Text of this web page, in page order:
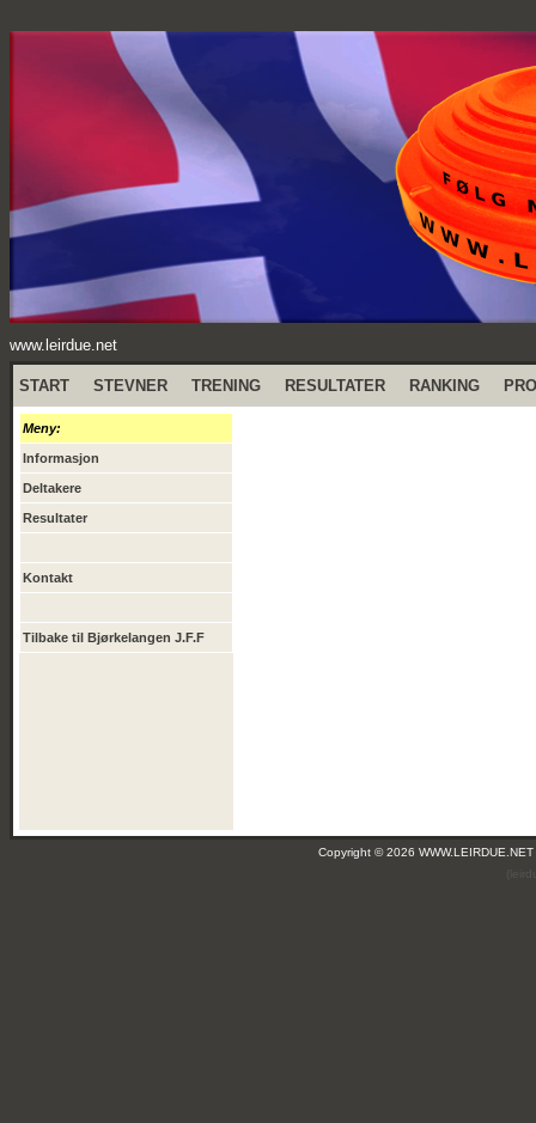
www.leirdue.net
START STEVNER TRENING RESULTATER RANKING
Meny:
Informasjon
Deltakere
Resultater
Kontakt
Tilbake til Bjørkelangen J.F.F
Copyright © 2026